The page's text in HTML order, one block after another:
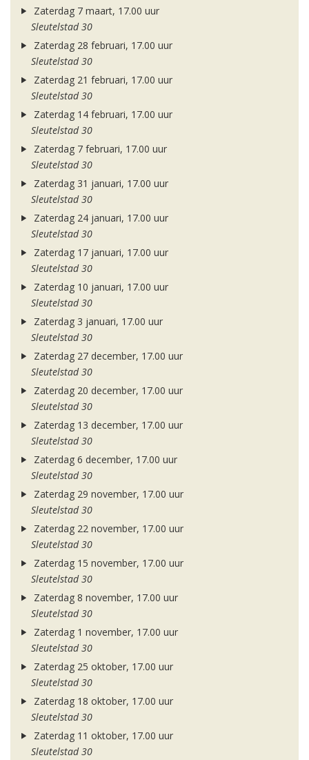
Zaterdag 7 maart, 17.00 uur
Sleutelstad 30
Zaterdag 28 februari, 17.00 uur
Sleutelstad 30
Zaterdag 21 februari, 17.00 uur
Sleutelstad 30
Zaterdag 14 februari, 17.00 uur
Sleutelstad 30
Zaterdag 7 februari, 17.00 uur
Sleutelstad 30
Zaterdag 31 januari, 17.00 uur
Sleutelstad 30
Zaterdag 24 januari, 17.00 uur
Sleutelstad 30
Zaterdag 17 januari, 17.00 uur
Sleutelstad 30
Zaterdag 10 januari, 17.00 uur
Sleutelstad 30
Zaterdag 3 januari, 17.00 uur
Sleutelstad 30
Zaterdag 27 december, 17.00 uur
Sleutelstad 30
Zaterdag 20 december, 17.00 uur
Sleutelstad 30
Zaterdag 13 december, 17.00 uur
Sleutelstad 30
Zaterdag 6 december, 17.00 uur
Sleutelstad 30
Zaterdag 29 november, 17.00 uur
Sleutelstad 30
Zaterdag 22 november, 17.00 uur
Sleutelstad 30
Zaterdag 15 november, 17.00 uur
Sleutelstad 30
Zaterdag 8 november, 17.00 uur
Sleutelstad 30
Zaterdag 1 november, 17.00 uur
Sleutelstad 30
Zaterdag 25 oktober, 17.00 uur
Sleutelstad 30
Zaterdag 18 oktober, 17.00 uur
Sleutelstad 30
Zaterdag 11 oktober, 17.00 uur
Sleutelstad 30